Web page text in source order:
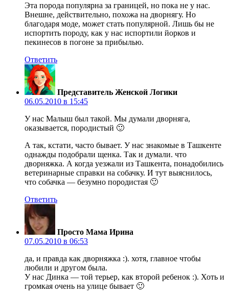
Эта порода популярна за границей, но пока не у нас.
Внешне, действительно, похожа на дворнягу. Но
благодаря моде, может стать популярной. Лишь бы не
испортить породу, как у нас испортили йорков и
пекинесов в погоне за прибылью.
Ответить
Представитель Женской Логики
06.05.2010 в 15:45
У нас Малыш был такой. Мы думали дворняга,
оказывается, породистый 🙂
А так, кстати, часто бывает. У нас знакомые в Ташкенте
однажды подобрали щенка. Так и думали. что
дворняжка. А когда уезжали из Ташкента, понадобились
ветеринарные справки на собачку. И тут выяснилось,
что собачка — безумно породистая 🙂
Ответить
Просто Мама Ирина
07.05.2010 в 06:53
да, и правда как дворняжка :). хотя, главное чтобы
любили и другом была.
У нас Динка — той терьер, как второй ребенок :). Хоть и
громкая очень на улице бывает 🙂